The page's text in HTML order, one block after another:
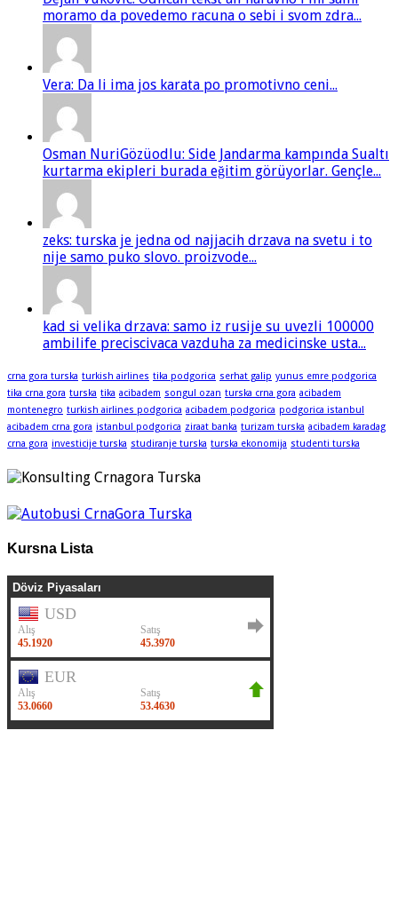
moramo da povedemo racuna o sebi i svom zdra...
Vera: Da li ima jos karata po promotivno ceni...
Osman NuriGözüodlu: Side Jandarma kampında Sualtı
kurtarma ekipleri burada eğitim görüyorlar. Gençle...
zeks: turska je jedna od najjacih drzava na svetu i to
nije samo puko slovo. proizvode...
kad si velika drzava: samo iz rusije su uvezli 100000
ambilife preciscivaca vazduha za medicinske usta...
crna gora turska turkish airlines tika podgorica serhat galip yunus emre podgorica
tika crna gora turska tika acibadem songul ozan turska crna gora acibadem
montenegro turkish airlines podgorica acibadem podgorica podgorica istanbul
acibadem crna gora istanbul podgorica ziraat banka turizam turska acibadem karadag
crna gora investicije turska studiranje turska turska ekonomija studenti turska
Kursna Lista